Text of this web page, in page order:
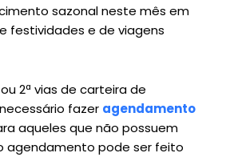
sazonal neste mês em
festividades e de viagens
2ª vias de carteira de
fazer agendamento
aqueles que não possuem
agendamento pode ser feito